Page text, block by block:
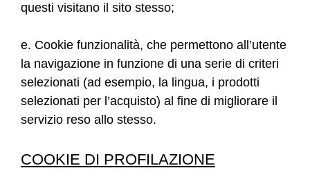
questi visitano il sito stesso;
e. Cookie funzionalità, che permettono all’utente
la navigazione in funzione di una serie di criteri
selezionati (ad esempio, la lingua, i prodotti
selezionati per l’acquisto) al fine di migliorare il
servizio reso allo stesso.
COOKIE DI PROFILAZIONE